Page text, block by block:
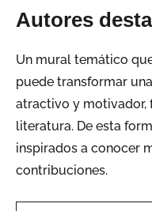
Autores
Un mural temático
puede transformar
atractivo y motivador,
literatura. De esta
inspirados a conocer
contribuciones.